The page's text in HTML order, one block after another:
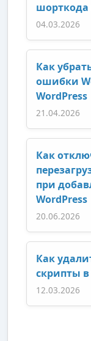
шорткода
04.03.2026
Как
ошибки
WordPress
21.04.2026
Как
при
WordPress
20.06.2026
Как
скрипты в
12.03.2026